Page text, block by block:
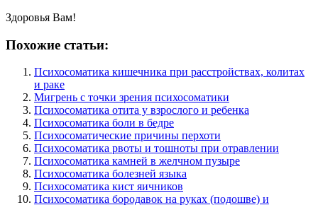
Здоровья Вам!
Похожие статьи:
Психосоматика кишечника при расстройствах, колитах
и раке
Мигрень с точки зрения психосоматики
Психосоматика отита у взрослого и ребенка
Психосоматика боли в бедре
Психосоматические причины перхоти
Психосоматика рвоты и тошноты при отравлении
Психосоматика камней в желчном пузыре
Психосоматика болезней языка
Психосоматика кист яичников
Психосоматика бородавок на руках (подошве) и